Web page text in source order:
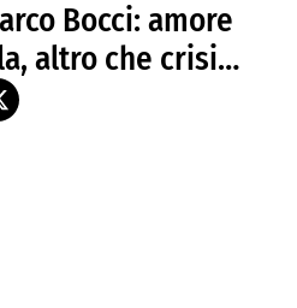
Bocci: amore
altro che crisi…